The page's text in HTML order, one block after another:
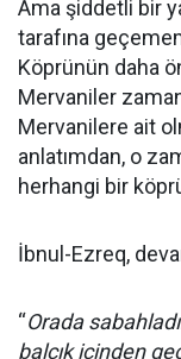
Ama şiddetli bir
tarafına
Köprünün daha
Mervaniler
Mervanilere ait
anlatımdan, o
herhangi bir
İbnul-Ezreq,
“Orada
balçık içinden